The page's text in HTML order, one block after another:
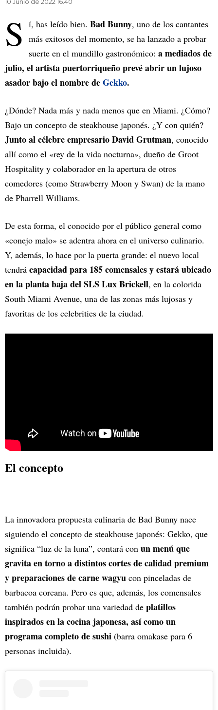
S í, has leído bien. Bad Bunny, uno de los cantantes
más exitosos del momento, se ha lanzado a probar
suerte en el mundillo gastronómico: a mediados de
julio, el artista puertorriqueño prevé abrir un lujoso
asador bajo el nombre deGekko.
¿Dónde? Nada más y nada menos que en Miami. ¿Cómo?
Bajo un concepto de steakhouse japonés. ¿Y con quién?
Junto al célebre empresario David Grutman, conocido
allí como el «rey de la vida nocturna», dueño de Groot
Hospitality y colaborador en la apertura de otros
comedores (como Strawberry Moon y Swan) de la mano
de Pharrell Williams.
De esta forma, el conocido por el público general como
«conejo malo» se adentra ahora en el universo culinario.
Y, además, lo hace por la puerta grande: el nuevo local
tendrá capacidad para 185 comensales y estará ubicado
en la planta baja del SLS Lux Brickell, en la colorida
South Miami Avenue, una de las zonas más lujosas y
favoritas de los celebrities de la ciudad.
El concepto
La innovadora propuesta culinaria de Bad Bunny nace
siguiendo el concepto de steakhouse japonés: Gekko, que
significa “luz de la luna”, contará con un menú que
gravita en torno a distintos cortes de calidad premium
y preparaciones de carne wagyu con pinceladas de
barbacoa coreana. Pero es que, además, los comensales
también podrán probar una variedad de platillos
inspirados en la cocina japonesa, así como un
programa completo de sushi (barra omakase para 6
personas incluida).